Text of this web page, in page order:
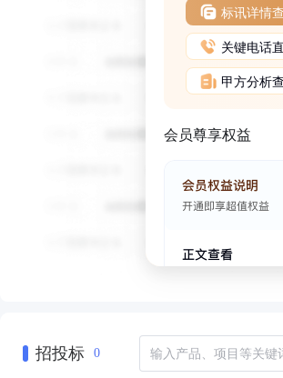
标讯详情
关键电话
甲方分析
会员尊享权益
招投标 0